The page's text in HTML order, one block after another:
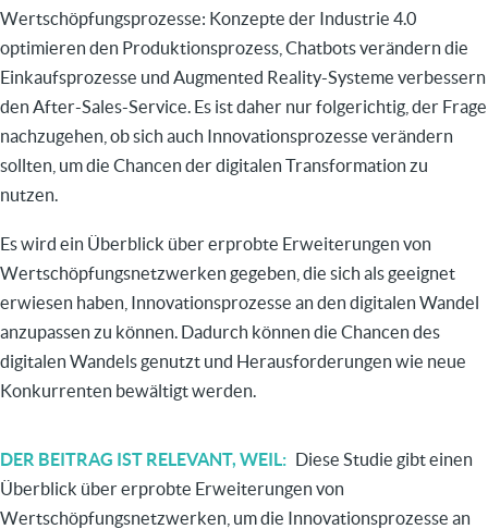
Wertschöpfungsprozesse: Konzepte der Industrie 4.0
optimieren den Produktionsprozess, Chatbots verändern die
Einkaufsprozesse und Augmented Reality-Systeme verbessern
den After-Sales-Service. Es ist daher nur folgerichtig, der Frage
nachzugehen, ob sich auch Innovationsprozesse verändern
sollten, um die Chancen der digitalen Transformation zu
nutzen.
Es wird ein Überblick über erprobte Erweiterungen von
Wertschöpfungsnetzwerken gegeben, die sich als geeignet
erwiesen haben, Innovationsprozesse an den digitalen Wandel
anzupassen zu können. Dadurch können die Chancen des
digitalen Wandels genutzt und Herausforderungen wie neue
Konkurrenten bewältigt werden.
DER BEITRAG IST RELEVANT, WEIL
Diese Studie gibt einen
Überblick über erprobte Erweiterungen von
Wertschöpfungsnetzwerken, um die Innovationsprozesse an